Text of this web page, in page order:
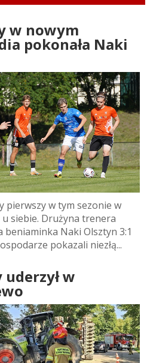
w nowym
pokonała Naki
pierwszy w tym sezonie w
siebie. Drużyna trenera
beniaminka Naki Olsztyn 3:1
pokazali niezłą...
w